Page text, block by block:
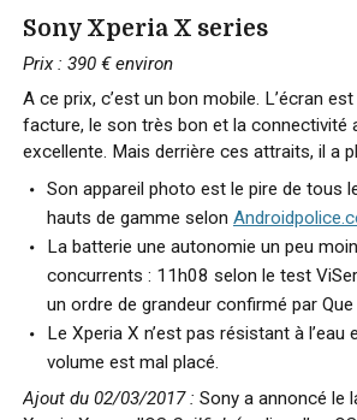
Sony Xperia X series
Prix : 390 € environ
A ce prix, c’est un bon mobile. L’écran est
facture, le son très bon et la connectivité
excellente. Mais derrière ces attraits, il a
Son appareil photo est le pire de tous
hauts de gamme selon
La batterie une autonomie un peu
concurrents : 11h08 selon le test
un ordre de grandeur confirmé par Que
Le Xperia X n’est pas résistant à l’eau
volume est mal placé.
Ajout du 02/03/2017 : Sony a annoncé le